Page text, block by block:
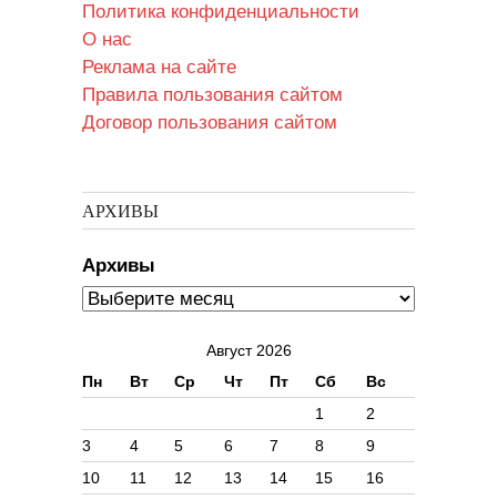
Политика конфиденциальности
О нас
Реклама на сайте
Правила пользования сайтом
Договор пользования сайтом
АРХИВЫ
Архивы
Август 2026
Пн
Вт Ср Чт Пт Сб Вс
1
2
3
4 5 6 7 8
9
10
11 12 13 14 15
16